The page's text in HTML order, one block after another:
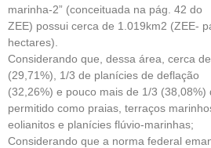
marinha-2” (conceituada na pág. 42 do
ZEE) possui cerca de 1.019km2 (ZEE-
hectares).
Considerando que, dessa área, cerca
(29,71%), 1/3 de planícies de deflação
(32,26%) e pouco mais de 1/3 (38,08%)
permitido como praias, terraços
eolianitos e planícies flúvio-marinhas;
Considerando que a norma federal